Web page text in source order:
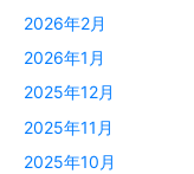
2026年2月
2026年1月
2025年12月
2025年11月
2025年10月